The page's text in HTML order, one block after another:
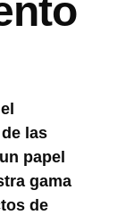
las
papel
gama
de